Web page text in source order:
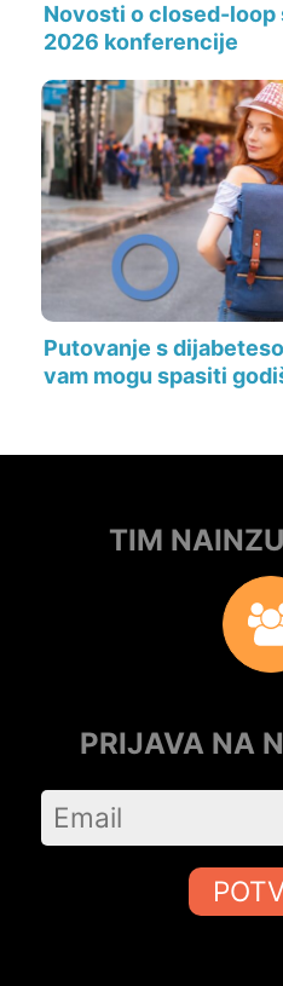
Novosti o closed-loop
2026 konferencije
Putovanje s
vam mogu spasiti
TIM
PRIJAVA NA